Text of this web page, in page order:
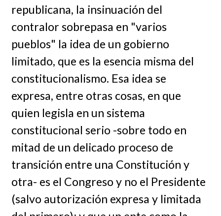
republicana, la insinuación del
contralor sobrepasa en "varios
pueblos" la idea de un gobierno
limitado, que es la esencia misma del
constitucionalismo. Esa idea se
expresa, entre otras cosas, en que
quien legisla en un sistema
constitucional serio -sobre todo en
mitad de un delicado proceso de
transición entre una Constitución y
otra- es el Congreso y no el Presidente
(salvo autorización expresa y limitada